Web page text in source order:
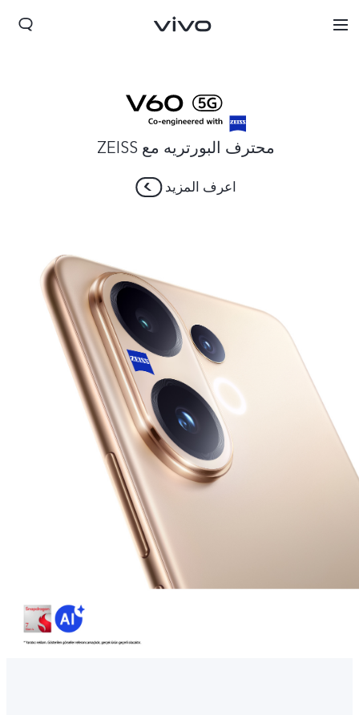
محترف البورتريه مع ZEISS
اعرف المزيد